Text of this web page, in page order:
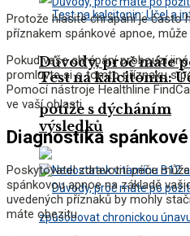
Důvody, proč máte
potíže s dýcháním
Test na kalcitonin:
výsledků
Protože hlasité chrápání je často
příznakem spánkové apnoe,
Pokud vaše chrápání probouzí
promluvte si o tomto příznaku s
Pomocí nástroje Healthline
ve vaší oblasti.
Diagnostika
Poskytovatel zdravotní péče
spánkovou apnoe na základě
uvedených příznaků by mohly
máte obezitu.